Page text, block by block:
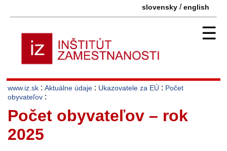
slovensky /english
☰
www.iz.sk : Aktuálne údaje : Ukazovatele za EÚ : Počet
obyvateľov :
Počet obyvateľov – rok
2025